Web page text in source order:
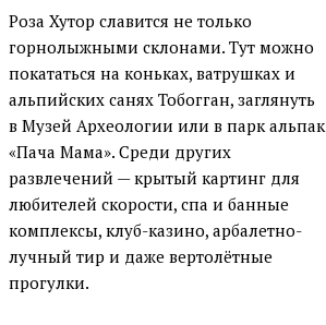
Роза Хутор славится не только
горнолыжными склонами. Тут можно
покататься на коньках, ватрушках и
альпийских санях Тобогган, заглянуть
в Музей Археологии или в парк альпак
«Пача Мама». Среди других
развлечений — крытый картинг для
любителей скорости, спа и банные
комплексы, клуб-казино, арбалетно-
лучный тир и даже вертолётные
прогулки.